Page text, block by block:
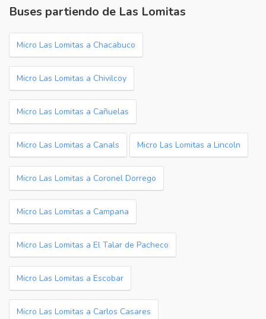
Buses partiendo de Las Lomitas
Micro Las Lomitas a Chacabuco
Micro Las Lomitas a Chivilcoy
Micro Las Lomitas a Cañuelas
Micro Las Lomitas a Canals Micro Las Lomitas a Lincoln
Micro Las Lomitas a Coronel Dorrego
Micro Las Lomitas a Campana
Micro Las Lomitas a El Talar de Pacheco
Micro Las Lomitas a Escobar
Micro Las Lomitas a Carlos Casares